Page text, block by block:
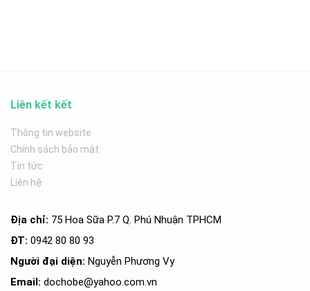
Liên kết kết
Thông tin website
Chính sách bảo mật
Tin tức
Liên hệ
Địa chỉ: 75 Hoa Sữa P.7 Q. Phú Nhuận TPHCM
ĐT: 0942 80 80 93
Người đại diện: Nguyễn Phương Vy
Email: dochobe@yahoo.com.vn